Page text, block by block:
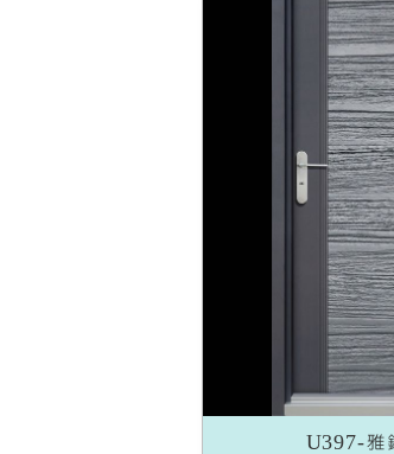
U397-雅